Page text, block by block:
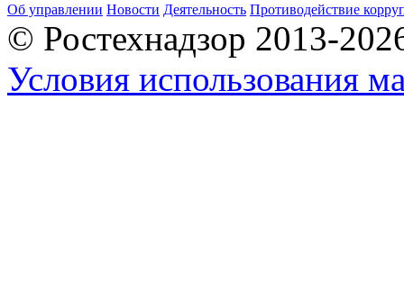
Об управлении Новости Деятельность Противодействие
© Ростехнадзор 2013-
Условия использования